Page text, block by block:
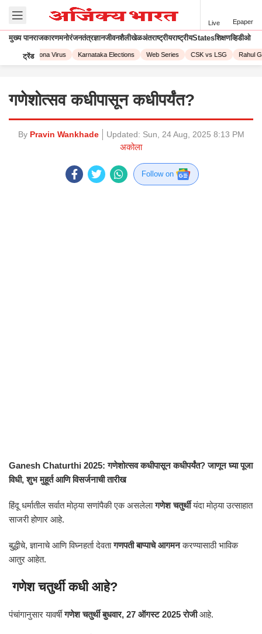
Live Epaper
मुख्य पानराजकारणमनोरंजनतंत्रज्ञानजीवनशैलीखेळअंतराष्ट्रीयराष्ट्रीयStatesशिक्षणव्हिडीओ
ट्रेंड
Corona Virus Karnataka Elections Web Series CSK vs LSG Rahul
गणेशोत्सव कधीपासून कधीपर्यंत?
By Pravin Wankhade Updated: Sun, 24 Aug, 2025 8:13 PM
अकोला
Follow on
Ganesh Chaturthi 2025: गणेशोत्सव कधीपासून कधीपर्यंत? जाणून घ्या पूजा
विधी, शुभ मुहूर्त आणि विसर्जनाची तारीख
हिंदू धर्मातील सर्वात मोठ्या सणांपैकी एक असलेलागणेश चतुर्थीयंदा मोठ्या उत्साहात
साजरी होणार आहे.
बुद्धीचे, ज्ञानाचे आणि विघ्नहर्ता देवतागणपती बाप्पाचे आगमनकरण्यासाठी भाविक
आतुर आहेत.
गणेश चतुर्थी कधी आहे?
पंचांगानुसार यावर्षीगणेश चतुर्थी बुधवार, 27 ऑगस्ट 2025 रोजीआहे.